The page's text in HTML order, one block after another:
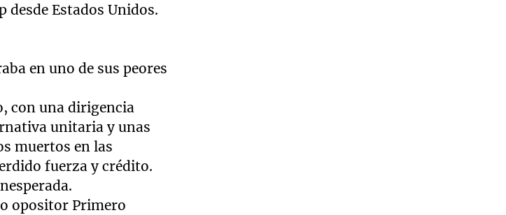
Estados Unidos.
en uno de sus peores
con una dirigencia
unitaria y unas
muertos en las
fuerza y crédito.
opositor Primero